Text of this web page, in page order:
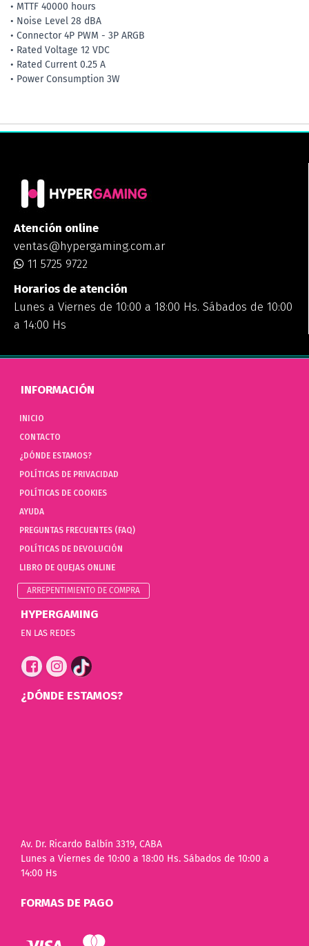
• MTTF 40000 hours
• Noise Level 28 dBA
• Connector 4P PWM - 3P ARGB
• Rated Voltage 12 VDC
• Rated Current 0.25 A
• Power Consumption 3W
Atención online
ventas@hypergaming.com.ar
11 5725 9722
Horarios de atención
Lunes a Viernes de 10:00 a 18:00 Hs. Sábados de 10:00
a 14:00 Hs
INFORMACIÓN
INICIO
CONTACTO
¿DÓNDE ESTAMOS?
POLÍTICAS DE PRIVACIDAD
POLÍTICAS DE COOKIES
AYUDA
PREGUNTAS FRECUENTES (FAQ)
POLÍTICAS DE DEVOLUCIÓN
LIBRO DE QUEJAS ONLINE
ARREPENTIMIENTO DE COMPRA
HYPERGAMING
EN LAS REDES
¿DÓNDE ESTAMOS?
Av. Dr. Ricardo Balbín 3319, CABA
Lunes a Viernes de 10:00 a 18:00 Hs. Sábados de 10:00 a
14:00 Hs
FORMAS DE PAGO